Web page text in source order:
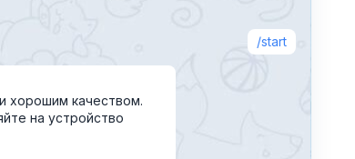
start
хорошим качеством.
на устройство